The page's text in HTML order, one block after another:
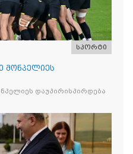
სპორტი
მონპელიეს
დაუპირისპირდება